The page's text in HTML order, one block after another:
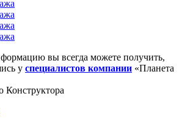
вы всегда можете получить,
у специалистов компании «Планета
Конструктора